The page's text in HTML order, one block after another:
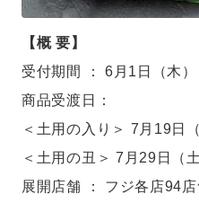
【概 要】
受付期間 ： 6月1日（木）
商品受渡日：
＜土用の入り＞ 7月19日
＜土用の丑＞ 7月29日（
展開店舗 ： フジ各店94